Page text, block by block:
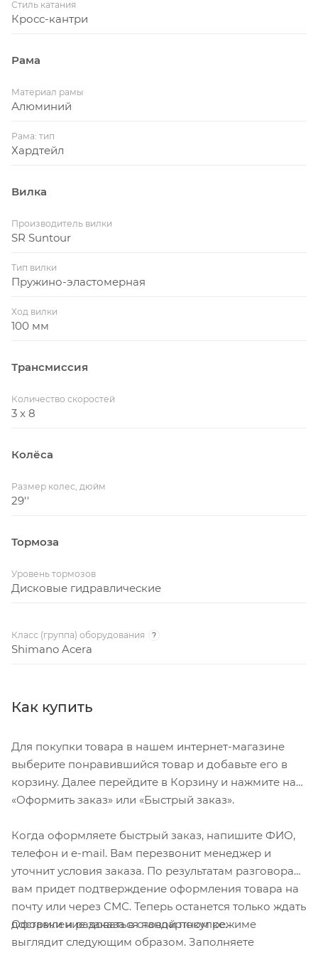
Стиль катания
Кросс-кантри
Рама
Материал рамы
Алюминий
Рама: тип
Хардтейл
Вилка
Производитель вилки
SR Suntour
Тип вилки
Пружино-эластомерная
Ход вилки
100 мм
Трансмиссия
Количество скоростей
3 x 8
Колёса
Размер колес, дюйм
29''
Тормоза
Уровень тормозов
Дисковые гидравлические
Класс (группа) оборудования ?
Shimano Acera
Как купить
Для покупки товара в нашем интернет-магазине
выберите понравившийся товар и добавьте его в
корзину. Далее перейдите в Корзину и нажмите на
«Оформить заказ» или «Быстрый заказ».
Когда оформляете быстрый заказ, напишите ФИО,
телефон и e-mail. Вам перезвонит менеджер и
уточнит условия заказа. По результатам разговора
вам придет подтверждение оформления товара на
почту или через СМС. Теперь останется только ждать
доставки и радоваться новой покупке.
Оформление заказа в стандартном режиме
выглядит следующим образом. Заполняете